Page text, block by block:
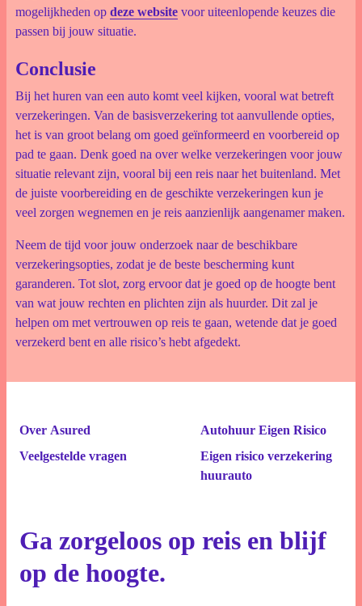
mogelijkheden op deze websitevoor uiteenlopende keuzes die
passen bij jouw situatie.
Conclusie
Bij het huren van een auto komt veel kijken, vooral wat betreft
verzekeringen. Van de basisverzekering tot aanvullende opties,
het is van groot belang om goed geïnformeerd en voorbereid op
pad te gaan. Denk goed na over welke verzekeringen voor jouw
situatie relevant zijn, vooral bij een reis naar het buitenland. Met
de juiste voorbereiding en de geschikte verzekeringen kun je
veel zorgen wegnemen en je reis aanzienlijk aangenamer maken.
Neem de tijd voor jouw onderzoek naar de beschikbare
verzekeringsopties, zodat je de beste bescherming kunt
garanderen. Tot slot, zorg ervoor dat je goed op de hoogte bent
van wat jouw rechten en plichten zijn als huurder. Dit zal je
helpen om met vertrouwen op reis te gaan, wetende dat je goed
verzekerd bent en alle risico’s hebt afgedekt.
Over Asured
Veelgestelde vragen
Autohuur Eigen Risico
Eigen risico verzekering
huurauto
Ga zorgeloos op reis en blijf
op de hoogte.